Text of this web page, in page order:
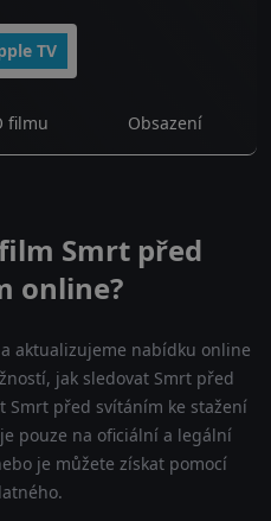
TV
filmu Obsazení
Smrt před
online?
aktualizujeme nabídku online
jak sledovat Smrt před
Smrt před svítáním ke stažení
pouze na oficiální a legální
je můžete získat pomocí